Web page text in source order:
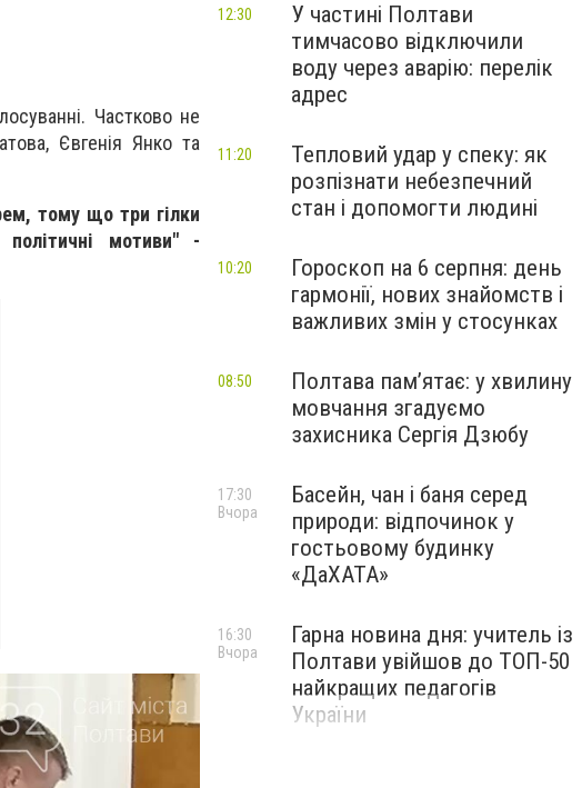
Частково не
Євгенія Янко та
тому що три гілки
мотиви" -
У частині Полтави
тимчасово відключили
воду через аварію: перелік
адрес
12:30
Тепловий удар у спеку: як
розпізнати небезпечний
стан і допомогти людині
11:20
Гороскоп на 6 серпня: день
гармонії, нових знайомств і
важливих змін у стосунках
10:20
Полтава пам’ятає: у хвилину
мовчання згадуємо
захисника Сергія Дзюбу
08:50
Басейн, чан і баня серед
природи: відпочинок у
гостьовому будинку
«ДаХАТА»
17:30
Вчора
Гарна новина дня: учитель із
Полтави увійшов до ТОП-50
найкращих педагогів
України
16:30
Вчора